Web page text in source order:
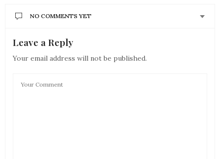
NO COMMENTS YET
Leave a Reply
Your email address will not be published.